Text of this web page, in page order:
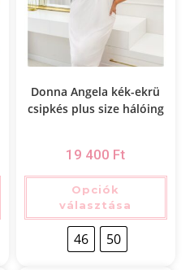
Donna Angela kék-ekrü
csipkés plus size hálóing
19 400 Ft
Opciók
választása
46 50